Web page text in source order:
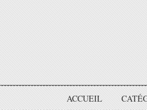
ACCUEIL